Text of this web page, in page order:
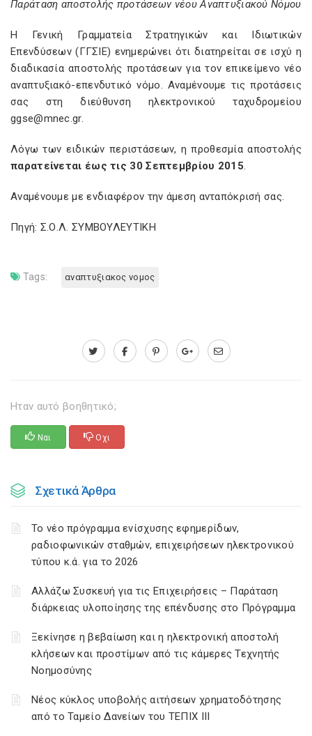
Παράταση αποστολής προτάσεων νέου Αναπτυξιακού Νόμου
Η Γενική Γραμματεία Στρατηγικών και Ιδιωτικών
Επενδύσεων (ΓΓΣΙΕ) ενημερώνει ότι διατηρείται σε ισχύ η
διαδικασία αποστολής προτάσεων για τον επικείμενο νέο
αναπτυξιακό-επενδυτικό νόμο. Αναμένουμε τις προτάσεις
σας στη διεύθυνση ηλεκτρονικού ταχυδρομείου
ggse@mnec.gr.
Λόγω των ειδικών περιστάσεων, η προθεσμία αποστολής
παρατείνεται έως τις 30 Σεπτεμβρίου 2015.
Αναμένουμε με ενδιαφέρον την άμεση ανταπόκρισή σας.
Πηγή: Σ.Ο.Λ. ΣΥΜΒΟΥΛΕΥΤΙΚΗ
Tags: αναπτυξιακος νομος
Ηταν αυτό βοηθητικό;
Ναι Οχι
Σχετικά Άρθρα
Το νέο πρόγραμμα ενίσχυσης εφημερίδων,
ραδιοφωνικών σταθμών, επιχειρήσεων ηλεκτρονικού
τύπου κ.ά. για το 2026
Αλλάζω Συσκευή για τις Επιχειρήσεις – Παράταση
διάρκειας υλοποίησης της επένδυσης στο Πρόγραμμα
Ξεκίνησε η βεβαίωση και η ηλεκτρονική αποστολή
κλήσεων και προστίμων από τις κάμερες Τεχνητής
Νοημοσύνης
Νέος κύκλος υποβολής αιτήσεων χρηματοδότησης
από το Ταμείο Δανείων του ΤΕΠΙΧ ΙΙΙ